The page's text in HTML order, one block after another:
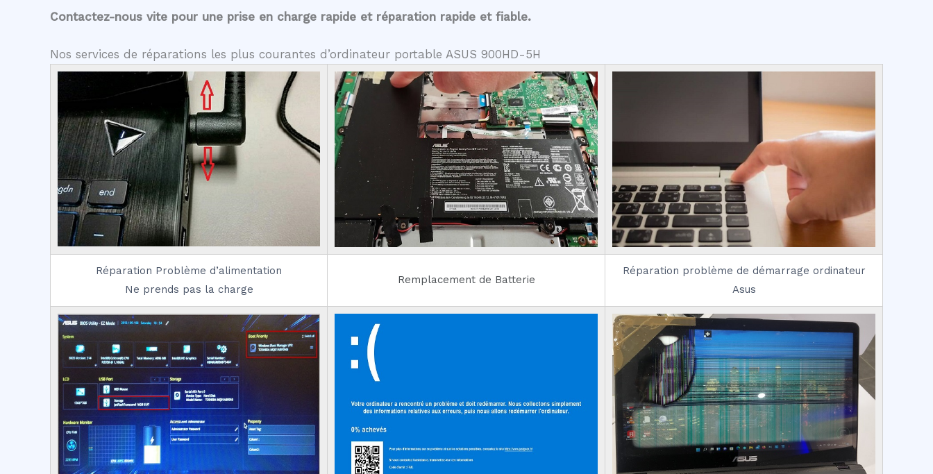
Contactez-nous vite pour une prise en charge rapide et réparation rapide et fiable.
Nos services de réparations les plus courantes d’ordinateur portable ASUS 900HD-5H
Réparation Problème d’alimentation
Ne prends pas la charge
Remplacement de Batterie
Réparation problème de démarrage ordinateur
Asus